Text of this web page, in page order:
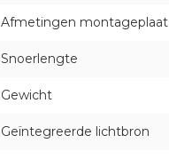
Afmetingen montageplaat
Snoerlengte
Gewicht
Geïntegreerde lichtbron